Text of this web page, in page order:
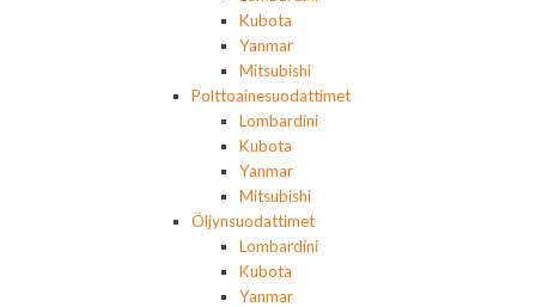
Kubota
Yanmar
Mitsubishi
Polttoainesuodattimet
Lombardini
Kubota
Yanmar
Mitsubishi
Öljynsuodattimet
Lombardini
Kubota
Yanmar